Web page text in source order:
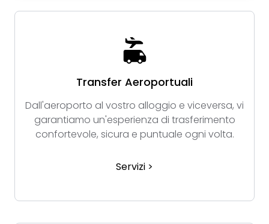
Transfer Aeroportuali
Dall'aeroporto al vostro alloggio e viceversa, vi
garantiamo un'esperienza di trasferimento
confortevole, sicura e puntuale ogni volta.
Servizi >